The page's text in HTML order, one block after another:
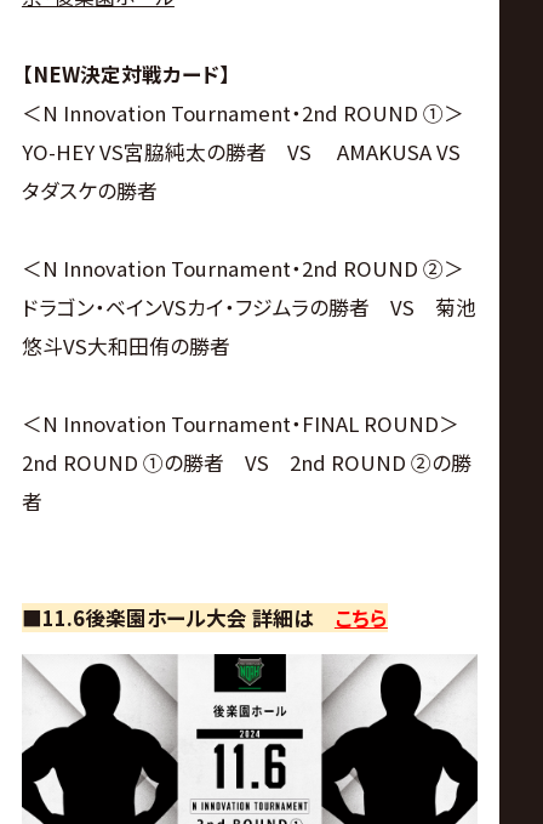
【NEW決定対戦カード】
＜N Innovation Tournament・2nd ROUND ①＞
YO-HEY VS宮脇純太の勝者 VS AMAKUSA VS
タダスケの勝者
＜N Innovation Tournament・2nd ROUND ②＞
ドラゴン・ベインVSカイ・フジムラの勝者 VS 菊池
悠斗VS大和田侑の勝者
＜N Innovation Tournament・FINAL ROUND＞
2nd ROUND ①の勝者 VS 2nd ROUND ②の勝
者
■11.6後楽園ホール大会 詳細は こちら